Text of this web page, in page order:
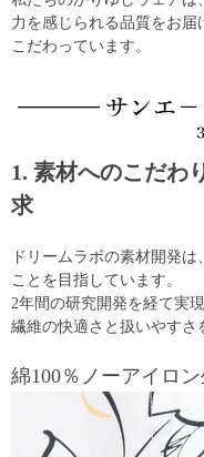
力を感じられる品質をお届
こだわっています。
1. 素材へのこだわ
求
ドリームラボの素材開発
ことを目指しています。
2年間の研究開発を経て実
繊維の快適さと扱いやすさ
綿100％ノーアイロ